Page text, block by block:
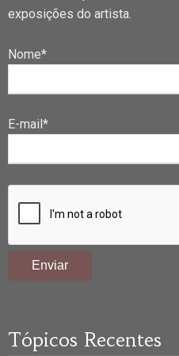
exposições do artista.
Nome*
E-mail*
Tópicos Recentes